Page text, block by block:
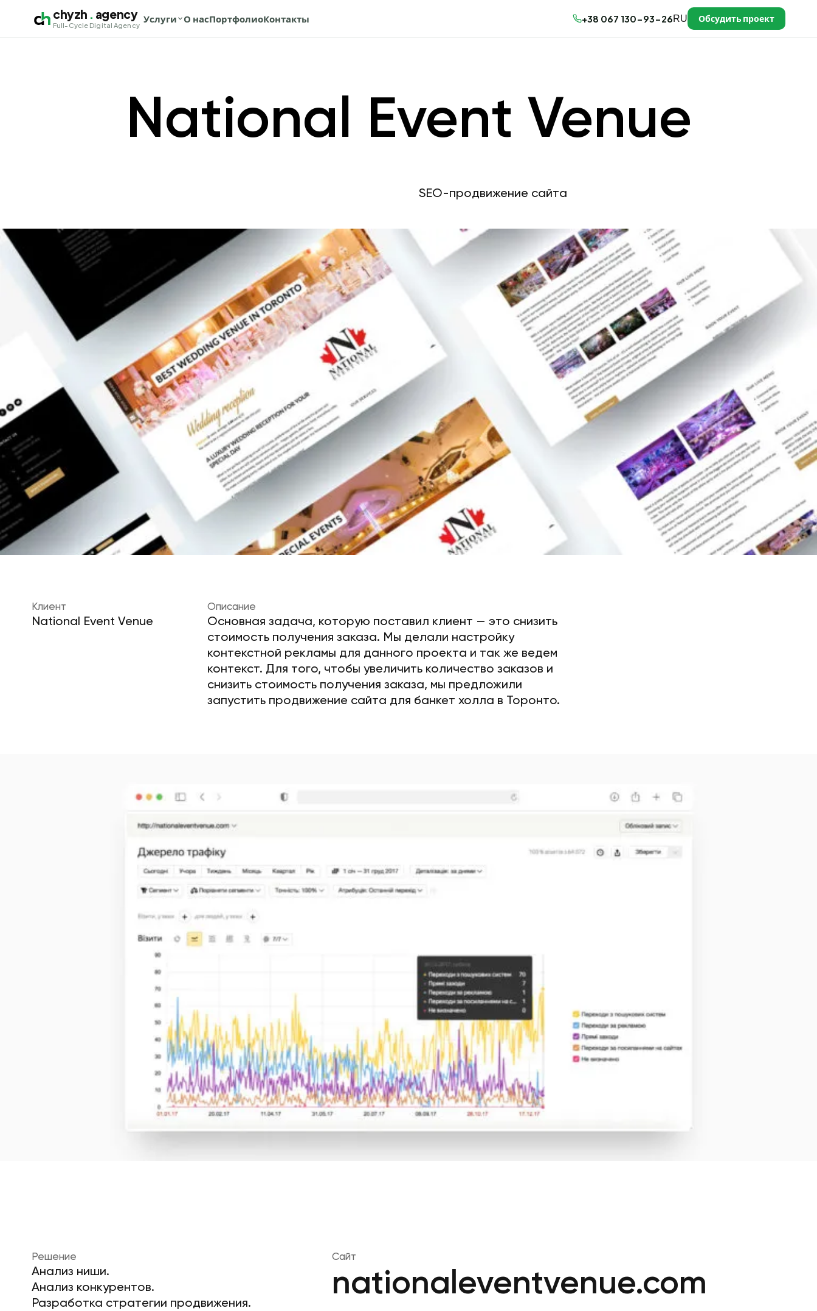
chyzh . agency
Full-Cycle Digital Agency
Услуги О насПортфолиоКонтакты +38 067 130-93-26RU Обсудить проект
National Event Venue
SEO-продвижение сайта
Клиент
National Event Venue
Описание
Основная задача, которую поставил клиент — это снизить
стоимость получения заказа. Мы делали настройку
контекстной рекламы для данного проекта и так же ведем
контекст. Для того, чтобы увеличить количество заказов и
снизить стоимость получения заказа, мы предложили
запустить продвижение сайта для банкет холла в Торонто.
Решение
Анализ ниши.
Анализ конкурентов.
Разработка стратегии продвижения.
Сайт
nationaleventvenue.com